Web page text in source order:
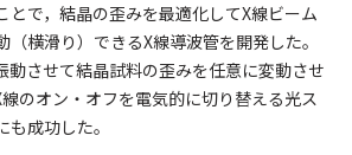
とで，結晶の歪みを最適化してX線ビーム
横滑り）できるX線導波管を開発した。
動させて結晶試料の歪みを任意に変動させ
のオン・オフを電気的に切り替える光ス
成功した。